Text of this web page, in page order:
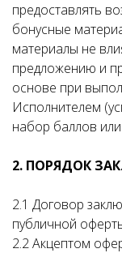
предоставлять
бонусные
материалы не
предложению и
основе при
Исполнителем
набор баллов
2. ПОРЯДОК
2.1 Договор
публичной
2.2 Акцептом